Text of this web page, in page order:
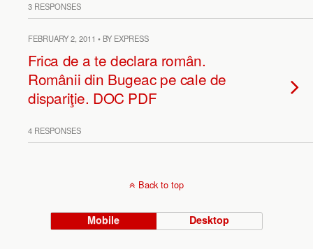
3 RESPONSES
FEBRUARY 2, 2011 • BY EXPRESS
Frica de a te declara român.
Românii din Bugeac pe cale de
dispariţie. DOC PDF
4 RESPONSES
Back to top
Mobile Desktop